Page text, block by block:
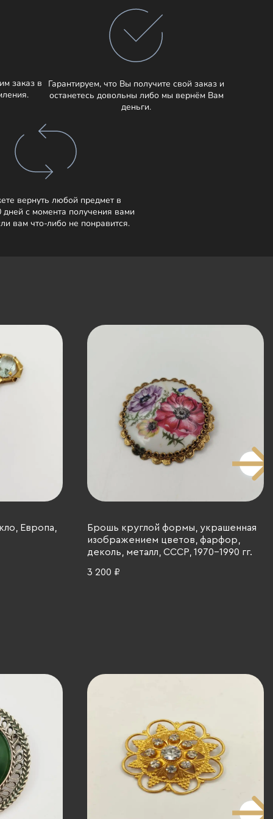
заказ в
Гарантируем, что Вы получите свой заказ и
останетесь довольны либо мы вернём Вам
деньги.
вернуть любой предмет в
дней с момента получения вами
вам что-либо не понравится.
Европа,
Брошь круглой формы, украшенная
изображением цветов, фарфор,
деколь, металл, СССР, 1970-1990 гг.
3 200 ₽